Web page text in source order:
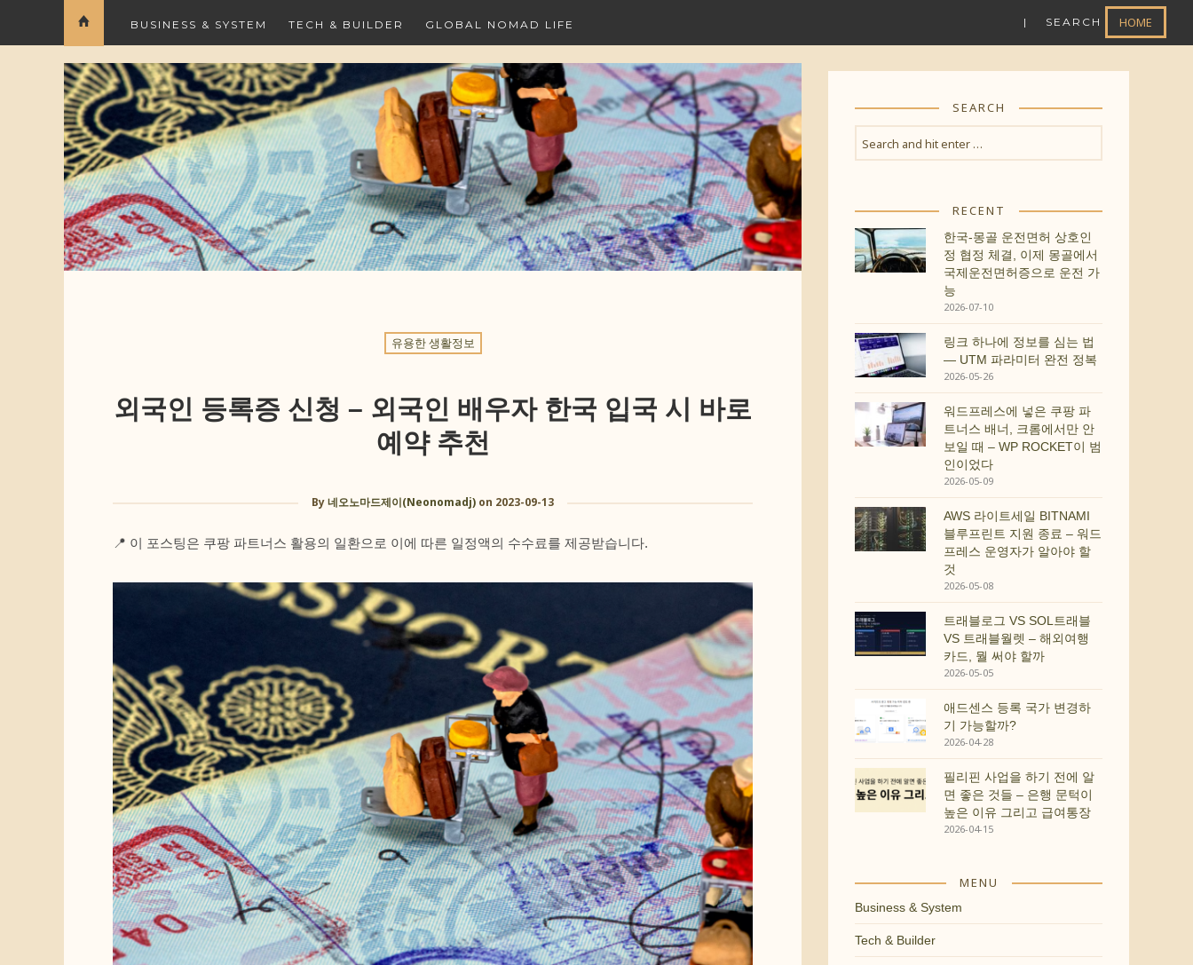
| SEARCH
BUSINESS & SYSTEM TECH & BUILDER GLOBAL NOMAD LIFE HOME
유용한 생활정보
외국인 등록증 신청 – 외국인 배우자 한국 입국 시 바로
예약 추천
By네오노마드제이(Neonomadj) on 2023-09-13
📍 이 포스팅은 쿠팡 파트너스 활용의 일환으로 이에 따른 일정액의 수수료를 제공받습니다.
SEARCH
RECENT
한국-몽골 운전면허 상호인
정 협정 체결, 이제 몽골에서
국제운전면허증으로 운전 가
능
2026-07-10
링크 하나에 정보를 심는 법
— UTM 파라미터 완전 정복
2026-05-26
워드프레스에 넣은 쿠팡 파
트너스 배너, 크롬에서만 안
보일 때 – WP ROCKET이 범
인이었다
2026-05-09
AWS 라이트세일 BITNAMI
블루프린트 지원 종료 – 워드
프레스 운영자가 알아야 할
것
2026-05-08
트래블로그 VS SOL트래블
VS 트래블월렛 – 해외여행
카드, 뭘 써야 할까
2026-05-05
애드센스 등록 국가 변경하
기 가능할까?
2026-04-28
필리핀 사업을 하기 전에 알
면 좋은 것들 – 은행 문턱이
높은 이유 그리고 급여통장
2026-04-15
MENU
Business & System
Tech & Builder